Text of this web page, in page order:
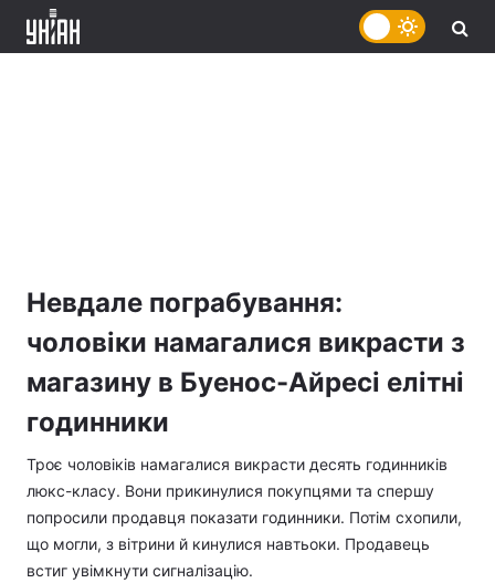
Невдале пограбування:
чоловіки намагалися викрасти з
магазину в Буенос-Айресі елітні
годинники
Троє чоловіків намагалися викрасти десять годинників
люкс-класу. Вони прикинулися покупцями та спершу
попросили продавця показати годинники. Потім схопили,
що могли, з вітрини й кинулися навтьоки. Продавець
встиг увімкнути сигналізацію.